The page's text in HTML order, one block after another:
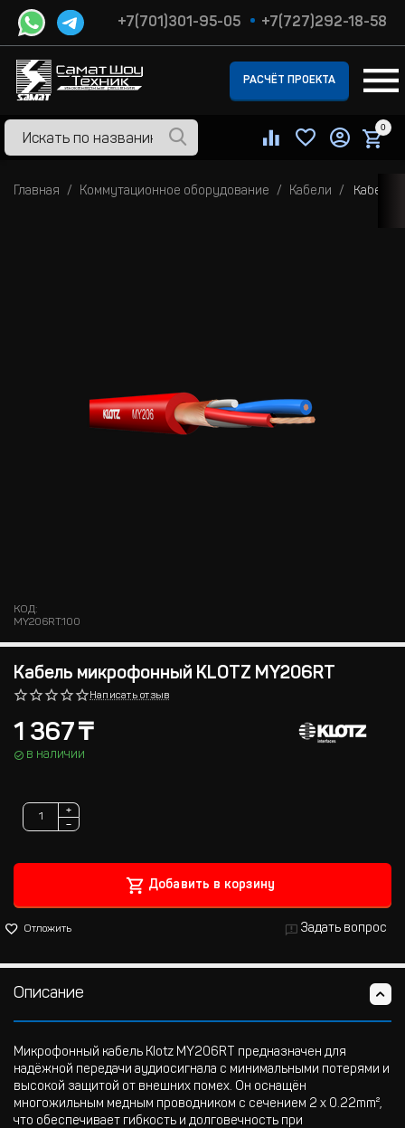
+7(701)301-95-05 +7(727)292-18-58
РАСЧЁТ ПРОЕКТА
0
Главная Коммутационное оборудование Кабели Кабель
КОД:
MY206RT.100
Кабель микрофонный KLOTZ MY206RT
Написать отзыв
1 367₸
в наличии
+
−
Добавить в корзину
Отложить Задать вопрос
Описание
Микрофонный кабель Klotz MY206RT предназначен для
надёжной передачи аудиосигнала с минимальными потерями и
высокой защитой от внешних помех. Он оснащён
многожильным медным проводником с сечением 2 x 0.22mm²,
что обеспечивает гибкость и долговечность при